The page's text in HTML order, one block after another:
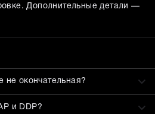
Дополнительные детали —
не окончательная?
и DDP?